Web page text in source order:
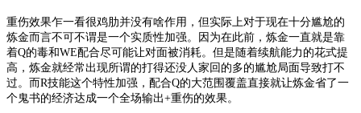
重伤效果乍一看很鸡肋并没有啥作用，但实际上对于现在十分尴尬的
炼金而言不可不谓是一个实质性加强。因为在此前，炼金一直就是靠
着Q的毒和WE配合尽可能让对面被消耗。但是随着续航能力的花式提
高，炼金就经常出现所谓的打得还没人家回的多的尴尬局面导致打不
过。而R技能这个特性加强，配合Q的大范围覆盖直接就让炼金省了一
个鬼书的经济达成一个全场输出+重伤的效果。